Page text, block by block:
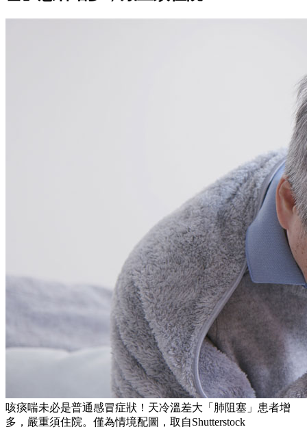
咳痰喘未必是普通感冒症狀！天冷溫差大「肺阻塞」患者增
多，嚴重須住院。僅為情境配圖，取自Shutterstock